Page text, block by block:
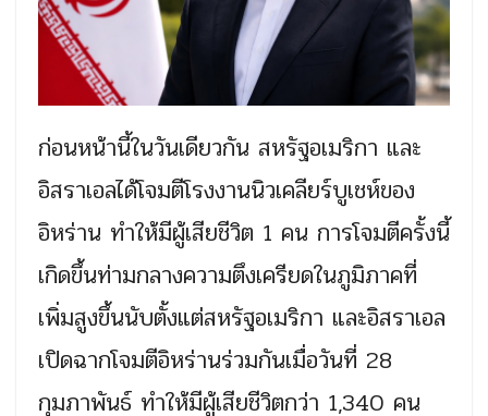
ก่อนหน้านี้ในวันเดียวกัน สหรัฐอเมริกา และ
อิสราเอลได้โจมตีโรงงานนิวเคลียร์บูเชห์ของ
อิหร่าน ทำให้มีผู้เสียชีวิต 1 คน การโจมตีครั้งนี้
เกิดขึ้นท่ามกลางความตึงเครียดในภูมิภาคที่
เพิ่มสูงขึ้นนับตั้งแต่สหรัฐอเมริกา และอิสราเอล
เปิดฉากโจมตีอิหร่านร่วมกันเมื่อวันที่ 28
กุมภาพันธ์ ทำให้มีผู้เสียชีวิตกว่า 1,340 คน